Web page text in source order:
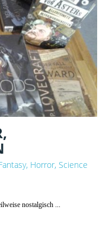
Horror, Science
nostalgisch ...